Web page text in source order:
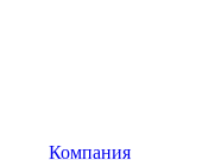
Компания